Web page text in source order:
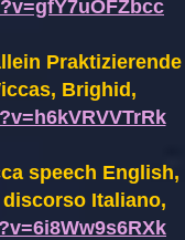
Praktizierende
Brighid,
speech English,
Italiano,